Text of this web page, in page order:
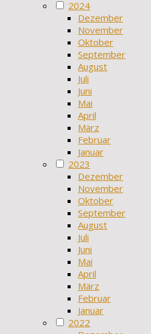
2024
Dezember
November
Oktober
September
August
Juli
Juni
Mai
April
März
Februar
Januar
2023
Dezember
November
Oktober
September
August
Juli
Juni
Mai
April
März
Februar
Januar
2022